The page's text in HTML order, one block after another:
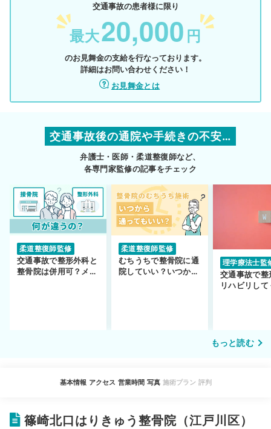
交通事故の患者様に限り
最大20,000 円
のお見舞金の支給を行なっております。
詳細はお問い合わせください！
お見舞金とは
交通事故後の通院や手続きの不安…
弁護士・医師・柔道整復師など、
各専門家監修の記事をチェック
柔道整復師監修
交通事故で整形外科と
整骨院は併用可？メリ
柔道整復師監修
むちうちで整骨院に通
院していい？いつから
理学療法士監
交通事故で整
リハビリして
もっと読む
基本情報 アクセス 営業時間 写真 施術プラン 評判
篠崎北口はりきゅう整骨院（江戸川区）